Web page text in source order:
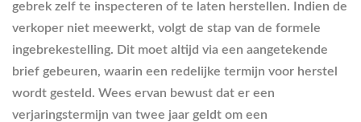
gebrek zelf te inspecteren of te laten herstellen. Indien de
verkoper niet meewerkt, volgt de stap van de formele
ingebrekestelling. Dit moet altijd via een aangetekende
brief gebeuren, waarin een redelijke termijn voor herstel
wordt gesteld. Wees ervan bewust dat er een
verjaringstermijn van twee jaar geldt om een